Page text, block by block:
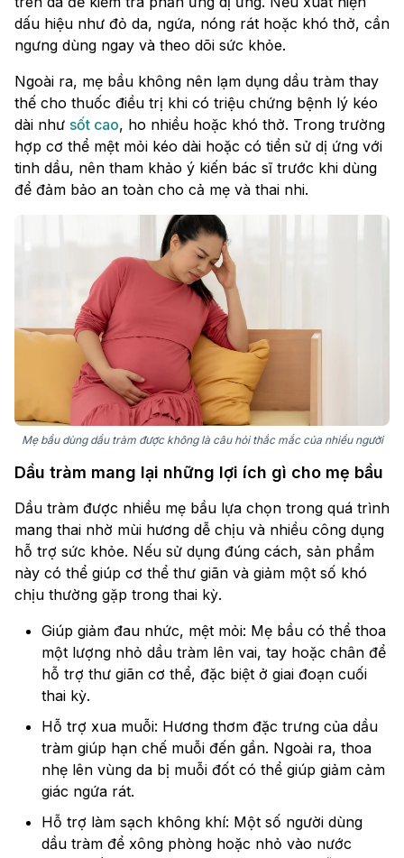
dấu hiệu như đỏ da, ngứa, nóng rát hoặc khó thở, cần
ngưng dùng ngay và theo dõi sức khỏe.
Ngoài ra, mẹ bầu không nên lạm dụng dầu tràm thay
thế cho thuốc điều trị khi có triệu chứng bệnh lý kéo
dài như sốt cao, ho nhiều hoặc khó thở. Trong trường
hợp cơ thể mệt mỏi kéo dài hoặc có tiền sử dị ứng với
tinh dầu, nên tham khảo ý kiến bác sĩ trước khi dùng
để đảm bảo an toàn cho cả mẹ và thai nhi.
Mẹ bầu dùng dầu tràm được không là câu hỏi thắc mắc của nhiều người
Dầu tràm mang lại những lợi ích gì cho mẹ bầu
Dầu tràm được nhiều mẹ bầu lựa chọn trong quá trình
mang thai nhờ mùi hương dễ chịu và nhiều công dụng
hỗ trợ sức khỏe. Nếu sử dụng đúng cách, sản phẩm
này có thể giúp cơ thể thư giãn và giảm một số khó
chịu thường gặp trong thai kỳ.
Giúp giảm đau nhức, mệt mỏi: Mẹ bầu có thể thoa
một lượng nhỏ dầu tràm lên vai, tay hoặc chân để
hỗ trợ thư giãn cơ thể, đặc biệt ở giai đoạn cuối
thai kỳ.
Hỗ trợ xua muỗi: Hương thơm đặc trưng của dầu
tràm giúp hạn chế muỗi đến gần. Ngoài ra, thoa
nhẹ lên vùng da bị muỗi đốt có thể giúp giảm cảm
giác ngứa rát.
Hỗ trợ làm sạch không khí: Một số người dùng
dầu tràm để xông phòng hoặc nhỏ vào nước